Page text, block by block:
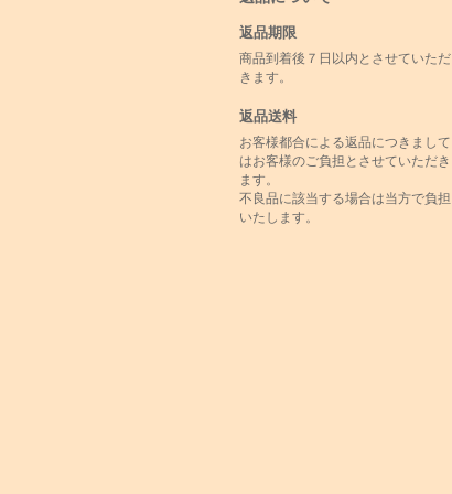
返品期限
商品到着後７日以内とさせていただ
きます。
返品送料
お客様都合による返品につきまして
はお客様のご負担とさせていただき
ます。
不良品に該当する場合は当方で負担
いたします。